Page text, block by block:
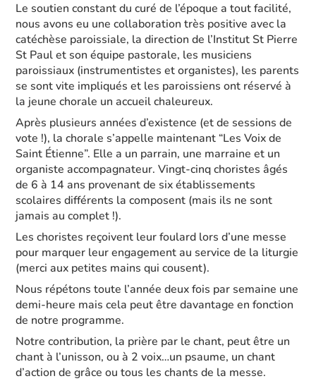
Le soutien constant du curé de l’époque a tout facilité,
nous avons eu une collaboration très positive avec la
catéchèse paroissiale, la direction de l’Institut St Pierre
St Paul et son équipe pastorale, les musiciens
paroissiaux (instrumentistes et organistes), les parents
se sont vite impliqués et les paroissiens ont réservé à
la jeune chorale un accueil chaleureux.
Après plusieurs années d’existence (et de sessions de
vote !), la chorale s’appelle maintenant “Les Voix de
Saint Étienne”. Elle a un parrain, une marraine et un
organiste accompagnateur. Vingt-cinq choristes âgés
de 6 à 14 ans provenant de six établissements
scolaires différents la composent (mais ils ne sont
jamais au complet !).
Les choristes reçoivent leur foulard lors d’une messe
pour marquer leur engagement au service de la liturgie
(merci aux petites mains qui cousent).
Nous répétons toute l’année deux fois par semaine une
demi-heure mais cela peut être davantage en fonction
de notre programme.
Notre contribution, la prière par le chant, peut être un
chant à l’unisson, ou à 2 voix…un psaume, un chant
d’action de grâce ou tous les chants de la messe.